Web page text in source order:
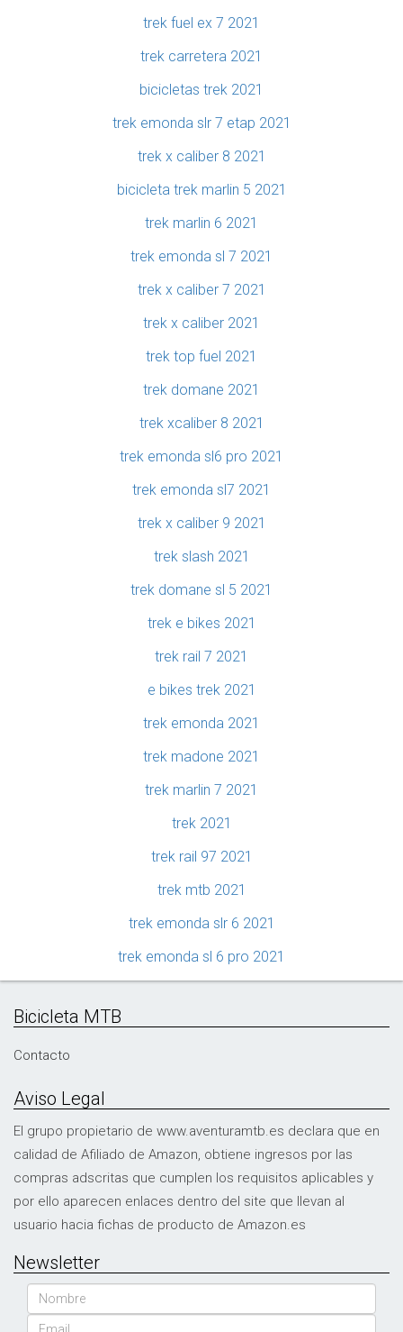
trek fuel ex 7 2021
trek carretera 2021
bicicletas trek 2021
trek emonda slr 7 etap 2021
trek x caliber 8 2021
bicicleta trek marlin 5 2021
trek marlin 6 2021
trek emonda sl 7 2021
trek x caliber 7 2021
trek x caliber 2021
trek top fuel 2021
trek domane 2021
trek xcaliber 8 2021
trek emonda sl6 pro 2021
trek emonda sl7 2021
trek x caliber 9 2021
trek slash 2021
trek domane sl 5 2021
trek e bikes 2021
trek rail 7 2021
e bikes trek 2021
trek emonda 2021
trek madone 2021
trek marlin 7 2021
trek 2021
trek rail 97 2021
trek mtb 2021
trek emonda slr 6 2021
trek emonda sl 6 pro 2021
Bicicleta MTB
Contacto
Aviso Legal
El grupo propietario de www.aventuramtb.es declara que en
calidad de Afiliado de Amazon, obtiene ingresos por las
compras adscritas que cumplen los requisitos aplicables y
por ello aparecen enlaces dentro del site que llevan al
usuario hacia fichas de producto de Amazon.es
Newsletter
Nombre
Email